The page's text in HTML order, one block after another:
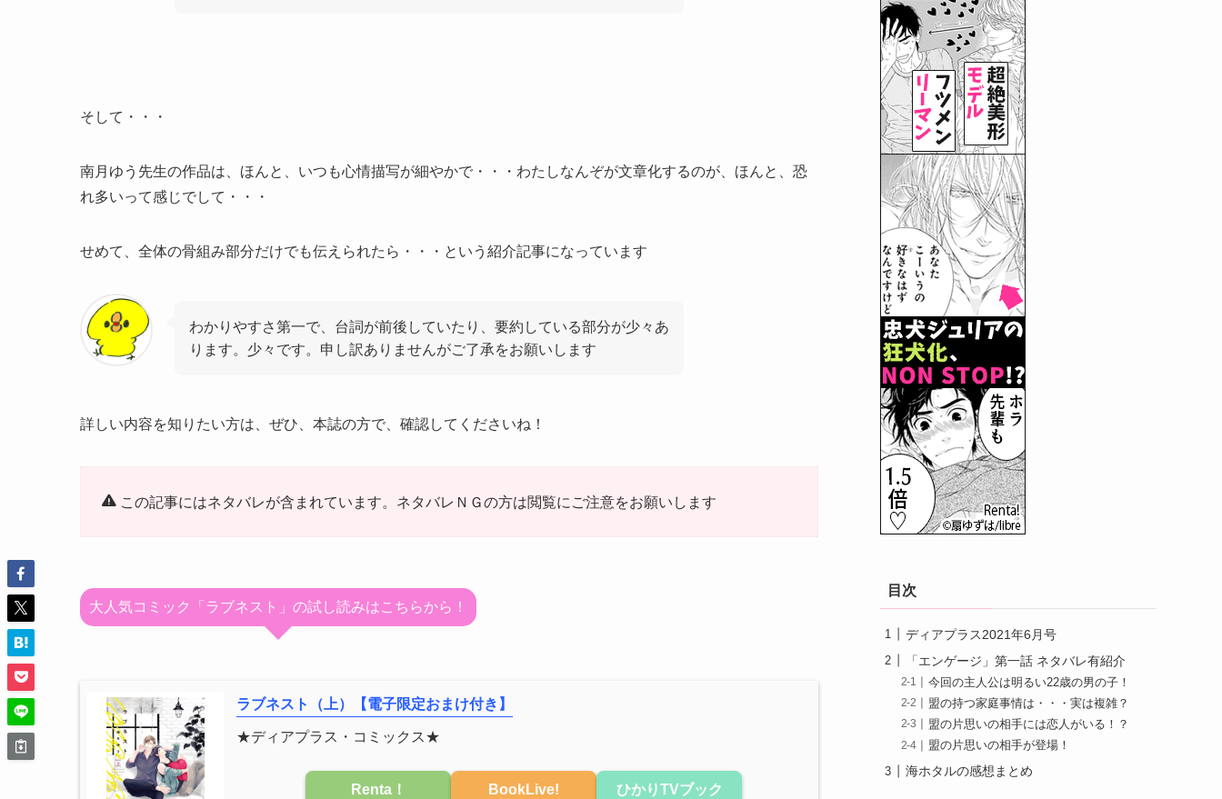
そして・・・
南月ゆう先生の作品は、ほんと、いつも心情描写が細やかで・・・わたしなんぞが文章化するのが、ほんと、恐
れ多いって感じでして・・・
せめて、全体の骨組み部分だけでも伝えられたら・・・という紹介記事になっています
わかりやすさ第一で、台詞が前後していたり、要約している部分が少々あ
ります。少々です。申し訳ありませんがご了承をお願いします
詳しい内容を知りたい方は、ぜひ、本誌の方で、確認してくださいね！
この記事にはネタバレが含まれています。ネタバレＮＧの方は閲覧にご注意をお願いします
大人気コミック「ラブネスト」の試し読みはこちらから！
ラブネスト（上）【電子限定おまけ付き】
★ディアプラス・コミックス★
Renta！ BookLive! ひかりTVブック
目次
ディアプラス2021年6月号
「エンゲージ」第一話 ネタバレ有紹介
今回の主人公は明るい22歳の男の子！
盟の持つ家庭事情は・・・実は複雑？
盟の片思いの相手には恋人がいる！？
盟の片思いの相手が登場！
海ホタルの感想まとめ